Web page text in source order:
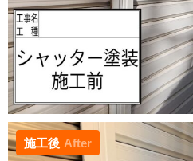
施工後 After